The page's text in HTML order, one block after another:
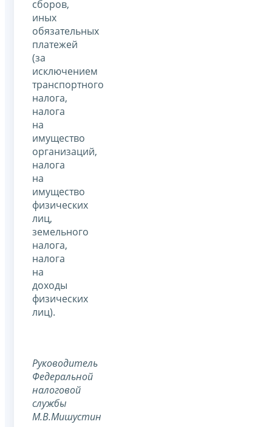
сборов,
иных
обязательных
платежей
(за
исключением
транспортного
налога,
налога
на
имущество
организаций,
налога
на
имущество
физических
лиц,
земельного
налога,
налога
на
доходы
физических
лиц).
Руководитель
Федеральной
налоговой
службы
М.В.Мишустин